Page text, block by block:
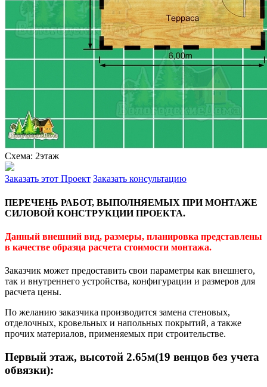
Схема: 2этаж
Заказать этот Проект Заказать консультацию
ПЕРЕЧЕНЬ РАБОТ, ВЫПОЛНЯЕМЫХ ПРИ МОНТАЖЕ
СИЛОВОЙ КОНСТРУКЦИИ ПРОЕКТА.
Данный внешний вид, размеры, планировка представлены
в качестве образца расчета стоимости монтажа.
Заказчик может предоставить свои параметры как внешнего,
так и внутреннего устройства, конфигурации и размеров для
расчета цены.
По желанию заказчика производится замена стеновых,
отделочных, кровельных и напольных покрытий, а также
прочих материалов, применяемых при строительстве.
Первый этаж, высотой 2.65м(19 венцов без учета
обвязки):